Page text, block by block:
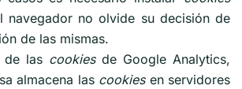
navegador no olvide su decisión de
de las mismas.
de las cookiesde Google Analytics,
almacena las cookiesen servidores